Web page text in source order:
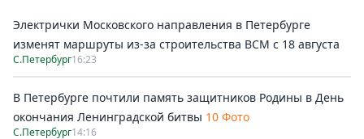
Электрички Московского направления в Петербурге
изменят маршруты из-за строительства ВСМ с 18 августа
С.Петербург16:23
В Петербурге почтили память защитников Родины в День
окончания Ленинградской битвы 10 Фото
С.Петербург14:16